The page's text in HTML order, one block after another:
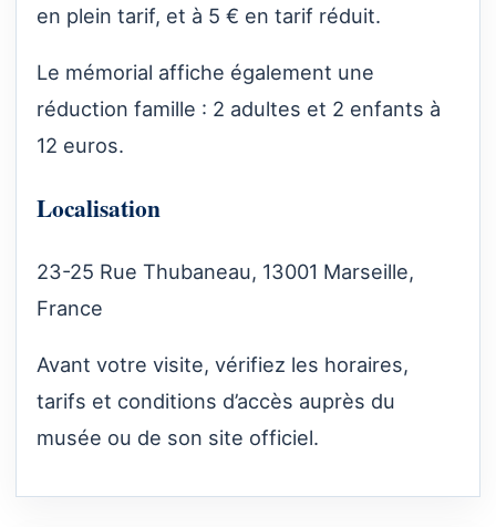
en plein tarif, et à 5 € en tarif réduit.
Le mémorial affiche également une
réduction famille : 2 adultes et 2 enfants à
12 euros.
Localisation
23-25 Rue Thubaneau, 13001 Marseille,
France
Avant votre visite, vérifiez les horaires,
tarifs et conditions d’accès auprès du
musée ou de son site officiel.